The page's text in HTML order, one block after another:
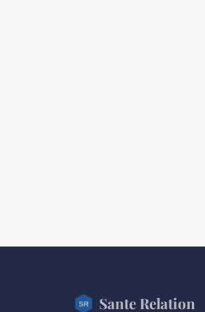
Sante Relation